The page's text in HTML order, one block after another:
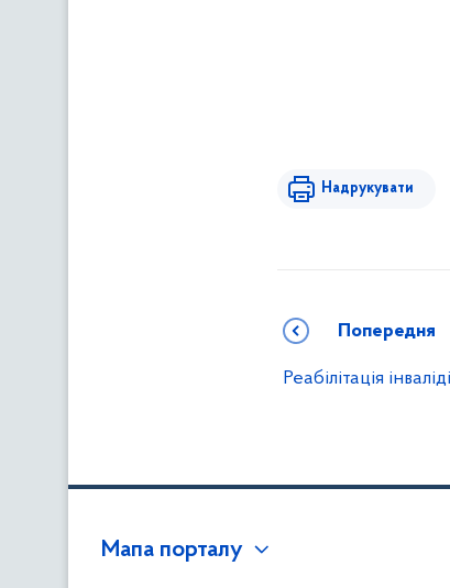
Надрукувати
Попередня
Реабілітація
Мапа порталу